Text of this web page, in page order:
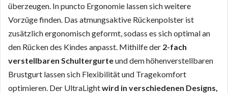
überzeugen. In puncto Ergonomie lassen sich weitere
Vorzüge finden. Das atmungsaktive Rückenpolster ist
zusätzlich ergonomisch geformt, sodass es sich optimal an
den Rücken des Kindes anpasst. Mithilfe der 2-fach
verstellbaren Schultergurteund dem höhenverstellbaren
Brustgurt lassen sich Flexibilität und Tragekomfort
optimieren. Der UltraLightwird in verschiedenen Designs,